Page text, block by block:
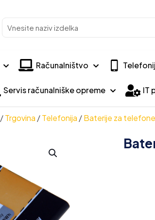
Vnesite
naziv
Računalništvo
Servis računalniške opreme IT
/Trgovina /Telefonija /Baterije za telefone